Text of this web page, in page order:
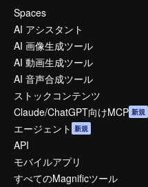
Spaces
AI アシスタント
AI 画像生成ツール
AI 動画生成ツール
AI 音声合成ツール
ストックコンテンツ
Claude/ChatGPT向けMCP 新規
エージェント 新規
API
モバイルアプリ
すべてのMagnificツール